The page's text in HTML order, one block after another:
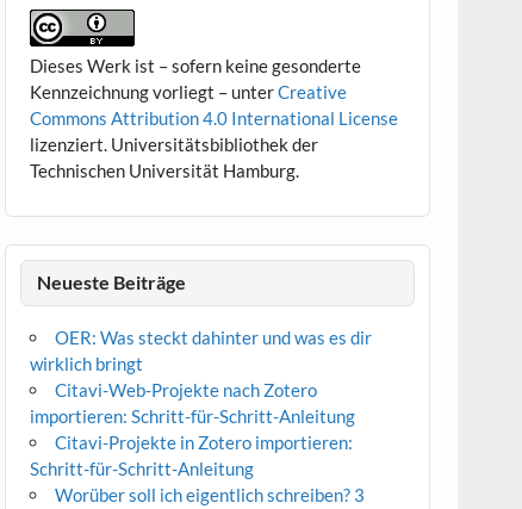
Dieses Werk ist – sofern keine gesonderte
Kennzeichnung vorliegt – unterCreative
Commons Attribution 4.0 International License
lizenziert. Universitätsbibliothek der
Technischen Universität Hamburg.
Neueste Beiträge
OER: Was steckt dahinter und was es dir
wirklich bringt
Citavi-Web-Projekte nach Zotero
importieren: Schritt-für-Schritt-Anleitung
Citavi-Projekte in Zotero importieren:
Schritt-für-Schritt-Anleitung
Worüber soll ich eigentlich schreiben? 3